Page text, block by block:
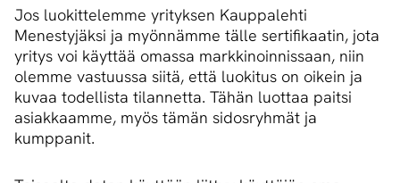
Jos luokittelemme yrityksen Kauppalehti
Menestyjäksi ja myönnämme tälle sertifikaatin, jota
yritys voi käyttää omassa markkinoinnissaan, niin
olemme vastuussa siitä, että luokitus on oikein ja
kuvaa todellista tilannetta. Tähän luottaa paitsi
asiakkaamme, myös tämän sidosryhmät ja
kumppanit.